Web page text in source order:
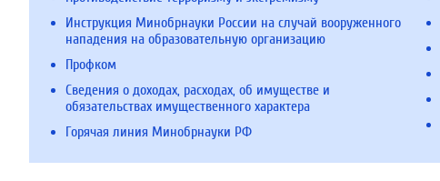
Инструкция Минобрнауки России на случай вооруженного
нападения на образовательную организацию
Профком
Сведения о доходах, расходах, об имуществе и
обязательствах имущественного характера
Горячая линия Минобрнауки РФ